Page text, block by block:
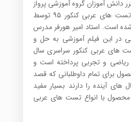
دانش آموزان گروه آموزشی پرواز
فیلم آموزشی حل تست های عربی کنکور ۹۵ توسط
شده است. استاد امیر هورفر مدرس
در این فیلم آموزشی به حل و
های عربی کنکور سراسری سال
ریاضی و تجربی پرداخته است و
برای تمام داوطلبانی که قصد
های آینده را دارند بسیار مفید
با انواع تست های عربی